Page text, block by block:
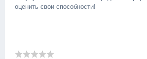
оценить свои способности!